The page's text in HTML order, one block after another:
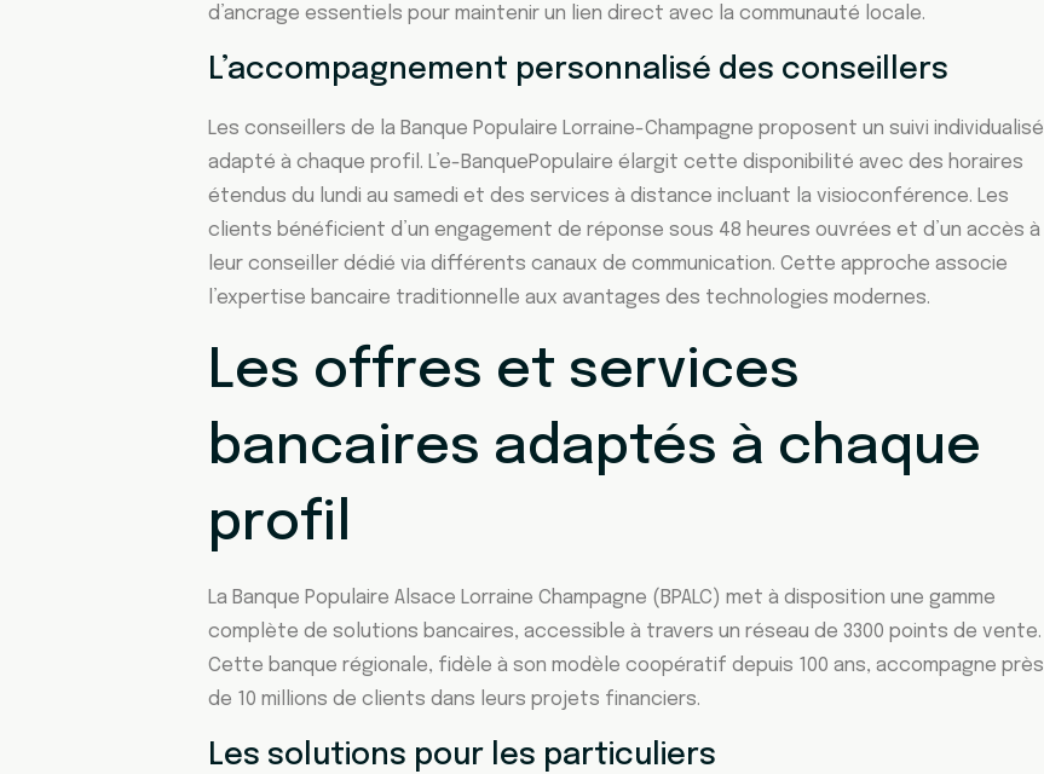
d’ancrage essentiels pour maintenir un lien direct avec la communauté locale.
L’accompagnement personnalisé des conseillers
Les conseillers de la Banque Populaire Lorraine-Champagne proposent un suivi individualisé
adapté à chaque profil. L’e-BanquePopulaire élargit cette disponibilité avec des horaires
étendus du lundi au samedi et des services à distance incluant la visioconférence. Les
clients bénéficient d’un engagement de réponse sous 48 heures ouvrées et d’un accès à
leur conseiller dédié via différents canaux de communication. Cette approche associe
l’expertise bancaire traditionnelle aux avantages des technologies modernes.
Les offres et services
bancaires adaptés à chaque
profil
La Banque Populaire Alsace Lorraine Champagne (BPALC) met à disposition une gamme
complète de solutions bancaires, accessible à travers un réseau de 3300 points de vente.
Cette banque régionale, fidèle à son modèle coopératif depuis 100 ans, accompagne près
de 10 millions de clients dans leurs projets financiers.
Les solutions pour les particuliers